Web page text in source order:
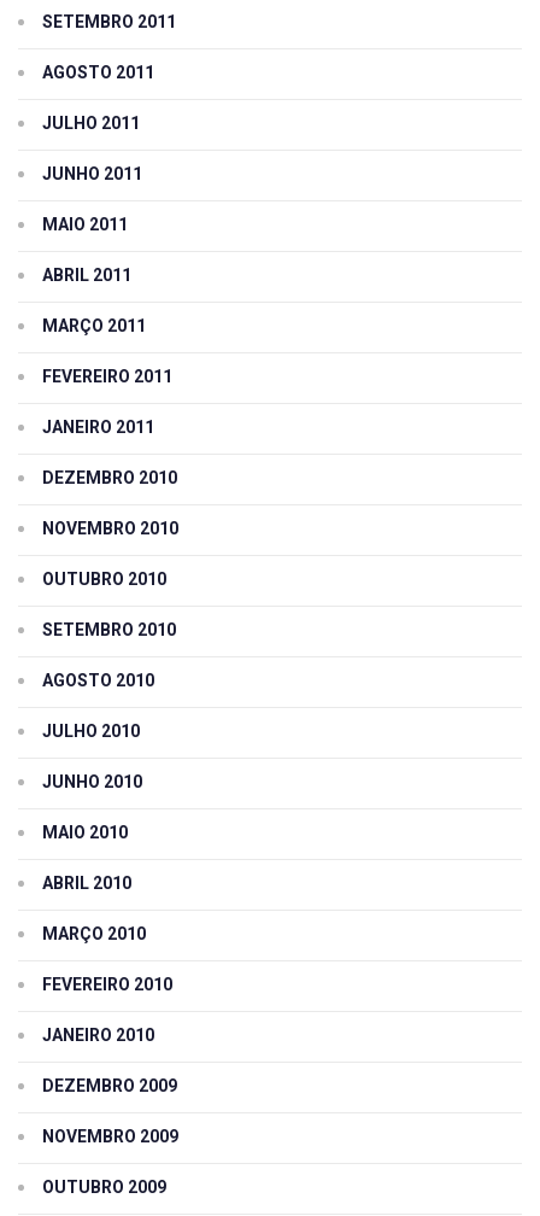
SETEMBRO 2011
AGOSTO 2011
JULHO 2011
JUNHO 2011
MAIO 2011
ABRIL 2011
MARÇO 2011
FEVEREIRO 2011
JANEIRO 2011
DEZEMBRO 2010
NOVEMBRO 2010
OUTUBRO 2010
SETEMBRO 2010
AGOSTO 2010
JULHO 2010
JUNHO 2010
MAIO 2010
ABRIL 2010
MARÇO 2010
FEVEREIRO 2010
JANEIRO 2010
DEZEMBRO 2009
NOVEMBRO 2009
OUTUBRO 2009